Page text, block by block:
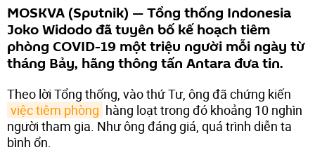
MOSKVA (Sputnik) — Tổng thống Indonesia
Joko Widodo đã tuyên bố kế hoạch tiêm
phòng COVID-19 một triệu người mỗi ngày từ
tháng Bảy, hãng thông tấn Antara đưa tin.
Theo lời Tổng thống, vào thứ Tư, ông đã chứng kiến ​
việc tiêm phòng hàng loạt trong đó khoảng 10 nghìn
người tham gia. Như ông đáng giá, quá trình diễn ta
bình ổn.